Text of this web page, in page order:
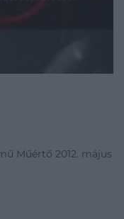
Műértő 2012. május